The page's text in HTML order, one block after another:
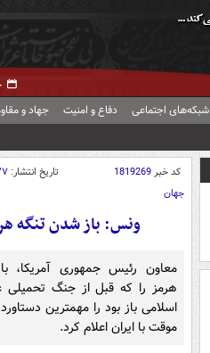
شبکه‌های اجتماعی دفاع و امنیت جهاد و
کد خبر1819269 تاریخ انتشار: ۲۷ خرداد
جهان
ونس: باز شدن تنگه
معاون رئیس جمهوری آمریکا،
هرمز را که قبل از جنگ تحمیلی
اسلامی باز بود را مهمترین
موقت با ایران اعلام کرد.